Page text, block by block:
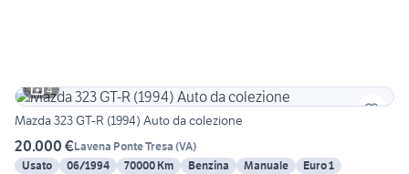
4
Mazda 323 GT-R (1994) Auto da colezione
20.000 €Lavena Ponte Tresa (VA)
Usato
06/1994 70000 Km Benzina Manuale
Euro 1